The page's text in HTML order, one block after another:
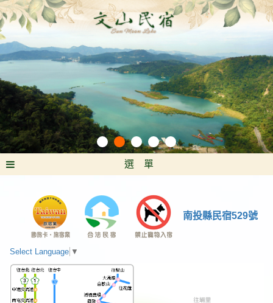
選 單
南投縣民宿529號
Select Language ▼